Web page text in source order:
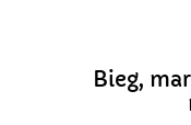
Bieg,